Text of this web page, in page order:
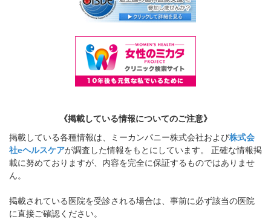
《掲載している情報についてのご注意》
掲載している各種情報は、ミーカンパニー株式会社および株式会
社eヘルスケアが調査した情報をもとにしています。 正確な情報掲
載に努めておりますが、内容を完全に保証するものではありませ
ん。
掲載されている医院を受診される場合は、事前に必ず該当の医院
に直接ご確認ください。